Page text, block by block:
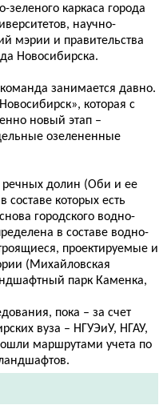
каркаса города
научно-
мэрии и правительства
Новосибирска.
занимается давно.
которая с
новый этап –
озелененные
речных долин (Оби и ее
которых есть
городского водно-
в составе водно-
проектируемые и
(Михайловская
парк Каменка,
пока – за счет
вуза – НГУЭиУ, НГАУ,
маршрутами учета по